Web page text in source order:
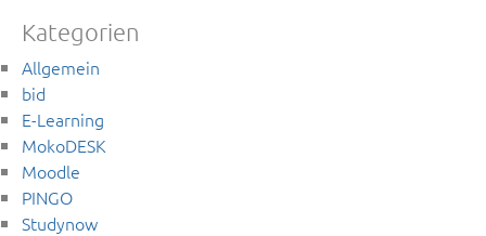
Kategorien
Allgemein
bid
E-Learning
MokoDESK
Moodle
PINGO
Studynow